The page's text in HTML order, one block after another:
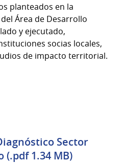
planteados en la
Área de Desarrollo
y ejecutado,
socias locales,
de impacto territorial.
Sector
(.pdf 1.34 MB)